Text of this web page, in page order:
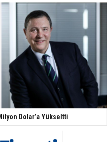
Dolar’a Yükseltti